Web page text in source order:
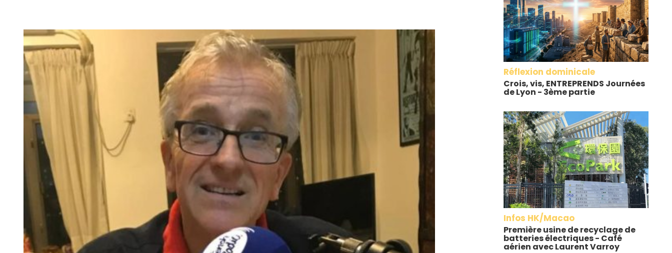
Réflexion dominicale
Crois, vis, ENTREPRENDS Journées
de Lyon - 3ème partie
Infos HK/Macao
Première usine de recyclage de
batteries électriques - Café
aérien avec Laurent Varroy